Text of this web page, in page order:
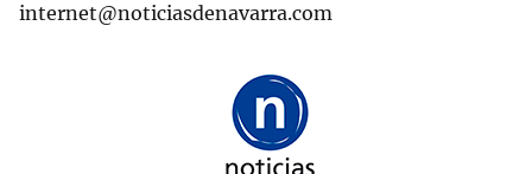
internet@noticiasdenavarra.com